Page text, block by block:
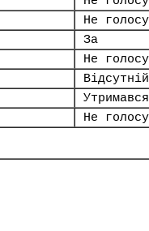
Не
За
Не
Відсутній
Утримався
Не